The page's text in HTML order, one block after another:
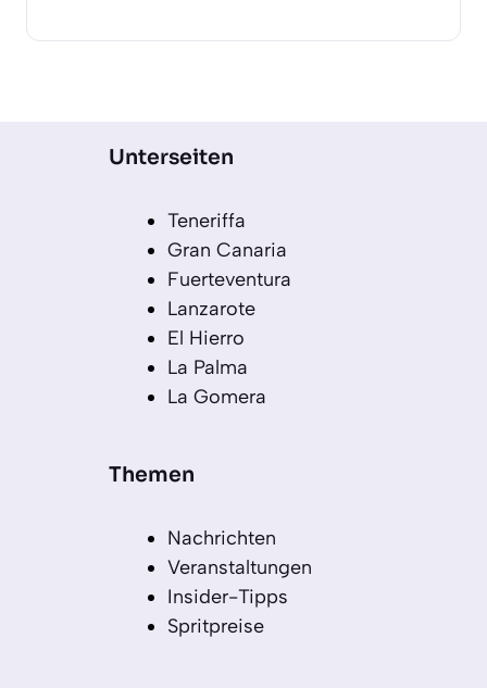
Unterseiten
Teneriffa
Gran Canaria
Fuerteventura
Lanzarote
El Hierro
La Palma
La Gomera
Themen
Nachrichten
Veranstaltungen
Insider-Tipps
Spritpreise